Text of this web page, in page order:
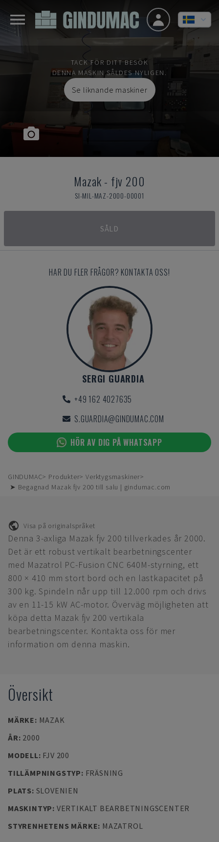
TACK FÖR DITT BESÖK
DENNA MASKIN SÅLDES NYLIGEN.
Se liknande maskiner
Mazak- fjv 200
SI-MIL-MAZ-2000-00001
SÅLD
HAR DU FLER FRÅGOR? KONTAKTA OSS!
SERGI GUARDIA
+49 162 4027635
S.GUARDIA@GINDUMAC.COM
HÖR AV DIG PÅ WHATSAPP
GINDUMAC Produkter
Verktygsmaskiner
➤ Begagnad Mazak fjv 200 till salu | gindumac.com
Visa på originalspråket
Denna 3-axliga Mazak fjv 200 tillverkades år 2000.
Det är ett robust vertikalt bearbetningscenter
med Mazatrol PC-Fusion CNC 640M-styrning, ett
800 × 410 mm stort bord och en lastkapacitet på
300 kg. Spindeln når upp till 12.000 rpm och drivs
av en 11-15 kW AC-motor. Överväg möjligheten att
köpa detta Mazak fjv 200 vertikala
bearbetningscenter. Kontakta oss för mer
information om denna maskin.
Översikt
MÄRKE: MAZAK
ÅR: 2000
MODELL: FJV 200
TILLÄMPNINGSTYP: FRÄSNING
PLATS: SLOVENIEN
MASKINTYP: VERTIKALT BEARBETNINGSCENTER
STYRENHETENS MÄRKE: MAZATROL